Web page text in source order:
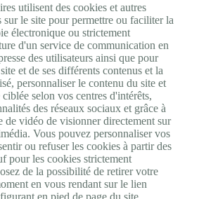
utilisent des cookies et autres
le site pour permettre ou faciliter la
électronique ou strictement
d'un service de communication en
des utilisateurs ainsi que pour
et de ses différents contenus et la
personnaliser le contenu du site et
selon vos centres d'intérêts,
des réseaux sociaux et grâce à
de vidéo de visionner directement sur
Vous pouvez personnaliser vos
ou refuser les cookies à partir des
pour les cookies strictement
de la possibilité de retirer votre
en vous rendant sur le lien
en pied de page du site.